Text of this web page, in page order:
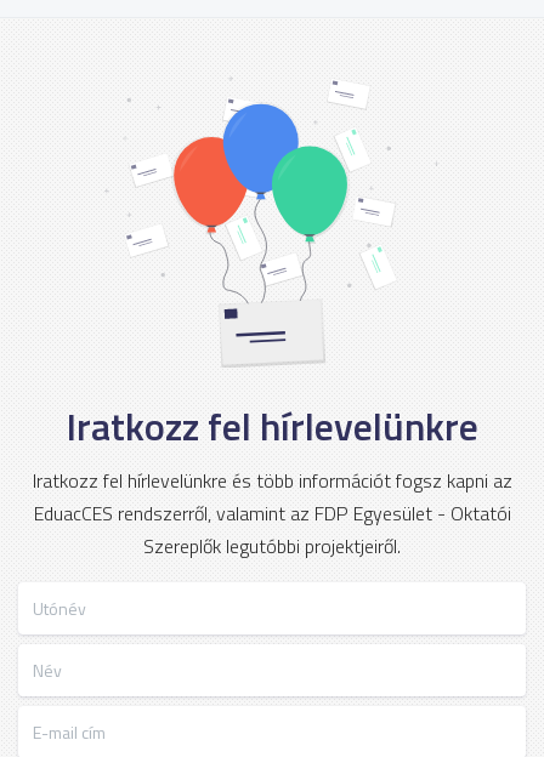
Iratkozz fel hírlevelünkre
Iratkozz fel hírlevelünkre és több információt fogsz kapni az
EduacCES rendszerről, valamint az FDP Egyesület - Oktatói
Szereplők legutóbbi projektjeiről.